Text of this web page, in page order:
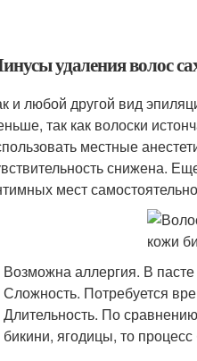
удаления волос
и любой другой вид
так как волоски
местные
снижена.
мест
Возможна аллергия. В
Сложность. Потребуется
Длительность. По
бикини, ягодицы, то